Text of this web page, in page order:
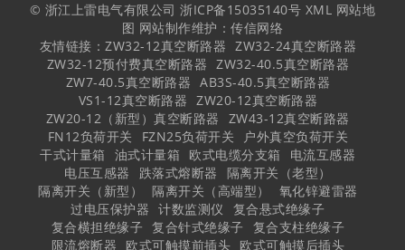
© 浙江上雷电气有限公司浙ICP备15035140号 XML 网站地
图 网站制作维护：传信网络
友情链接：ZW32-12真空断路器 ZW32-24真空断路器
ZW32-12预付费真空断路器 ZW32-40.5真空断路器
ZW7-40.5真空断路器 AB3S-40.5真空断路器
VS1-12真空断路器 ZW20-12真空断路器
ZW20-12（新型）真空断路器
ZW43-12真空断路器
FN12负荷开关
FZN25负荷开关
户外真空负荷开关
干式计量箱
油式计量箱 欧式电缆分支箱
电流互感器
电压互感器
跌落式熔断器
隔离开关（老型）
隔离开关（新型）
隔离开关（高端型）
氧化锌避雷器
过电压保护器
计数监测仪
复合悬式绝缘子
复合横担绝缘子 复合针式绝缘子
复合支柱绝缘子
限流熔断器
欧式可触摸前插头 欧式可触摸后插头